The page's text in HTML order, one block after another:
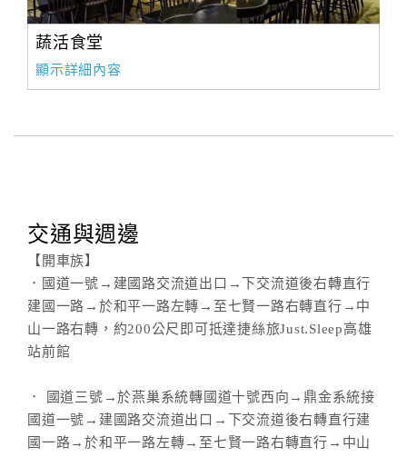
蔬活食堂
顯示詳細內容
交通與週邊
【開車族】
．國道一號→建國路交流道出口→下交流道後右轉直行
建國一路→於和平一路左轉→至七賢一路右轉直行→中
山一路右轉，約200公尺即可抵達捷絲旅Just.Sleep高雄
站前館
． 國道三號→於燕巢系統轉國道十號西向→鼎金系統接
國道一號→建國路交流道出口→下交流道後右轉直行建
國一路→於和平一路左轉→至七賢一路右轉直行→中山